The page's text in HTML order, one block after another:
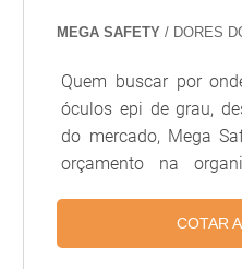
MEGA SAFETY/ DORES
Quem buscar por
óculos epi de grau,
do mercado, Mega
orçamento na
produtos de
completo, do
COTAR